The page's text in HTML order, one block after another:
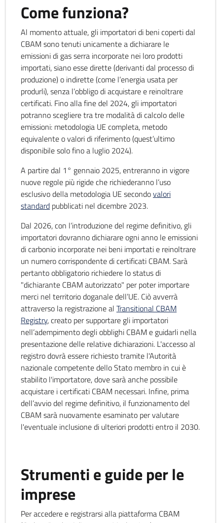
Come funziona?
Al momento attuale, gli importatori di beni coperti dal
CBAM sono tenuti unicamente a dichiarare le
emissioni di gas serra incorporate nei loro prodotti
importati, siano esse dirette (derivanti dal processo di
produzione) o indirette (come l’energia usata per
produrli), senza l’obbligo di acquistare e reinoltrare
certificati. Fino alla fine del 2024, gli importatori
potranno scegliere tra tre modalità di calcolo delle
emissioni: metodologia UE completa, metodo
equivalente o valori di riferimento (quest’ultimo
disponibile solo fino a luglio 2024).
A partire dal 1° gennaio 2025, entreranno in vigore
nuove regole più rigide che richiederanno l’uso
esclusivo della metodologia UE secondovalori
standard pubblicati nel dicembre 2023.
Dal 2026, con l’introduzione del regime definitivo, gli
importatori dovranno dichiarare ogni anno le emissioni
di carbonio incorporate nei beni importati e reinoltrare
un numero corrispondente di certificati CBAM. Sarà
pertanto obbligatorio richiedere lo status di
"dichiarante CBAM autorizzato" per poter importare
merci nel territorio doganale dell’UE. Ciò avverrà
attraverso la registrazione al Transitional CBAM
Registry, creato per supportare gli importatori
nell’adempimento degli obblighi CBAM e guidarli nella
presentazione delle relative dichiarazioni. L'accesso al
registro dovrà essere richiesto tramite l'Autorità
nazionale competente dello Stato membro in cui è
stabilito l'importatore, dove sarà anche possibile
acquistare i certificati CBAM necessari. Infine, prima
dell’avvio del regime definitivo, il funzionamento del
CBAM sarà nuovamente esaminato per valutare
l'eventuale inclusione di ulteriori prodotti entro il 2030.
Strumenti e guide per le
imprese
Per accedere e registrarsi alla piattaforma CBAM